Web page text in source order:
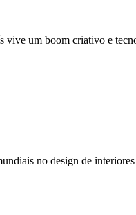
vive um boom criativo e
no design de